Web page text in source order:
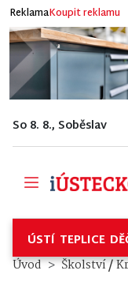
ReklamaKoupit reklamu
So 8. 8., Soběslav
ÚSTÍ TEPLICE
Úvod Školství/